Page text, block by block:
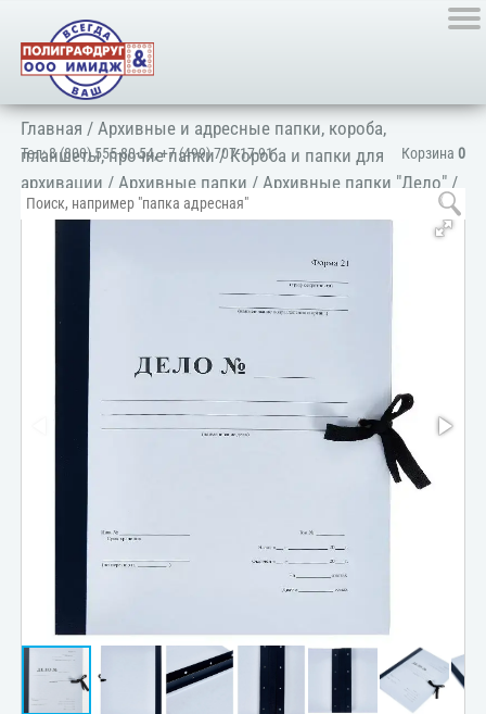
Корзина 0
Тел:8 (800) 555-80-54,+7 (499) 707-17-91
Главная /Архивные и адресные папки, короба,
планшеты, прочие папки/Короба и папки для
архивации /Архивные папки /Архивные папки "Дело" /